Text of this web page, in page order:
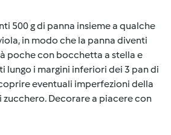
500 g di panna insieme a qualche
in modo che la panna diventi
poche con bocchetta a stella e
lungo i margini inferiori dei 3 pan di
eventuali imperfezioni della
Decorare a piacere con